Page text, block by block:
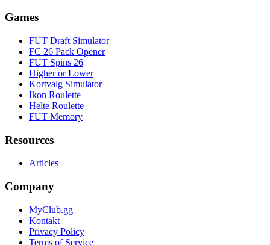
Games
FUT Draft Simulator
FC 26 Pack Opener
FUT Spins 26
Higher or Lower
Kortvalg Simulator
Ikon Roulette
Helte Roulette
FUT Memory
Resources
Articles
Company
MyClub.gg
Kontakt
Privacy Policy
Terms of Service